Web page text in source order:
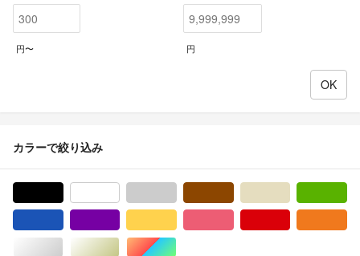
円〜 円
カラーで絞り込み
シルバー/銀色系ゴールド/金色系マルチカラー